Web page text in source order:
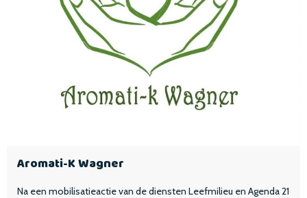
Aromati-K Wagner
Na een mobilisatieactie van de diensten Leefmilieu en Agenda 21